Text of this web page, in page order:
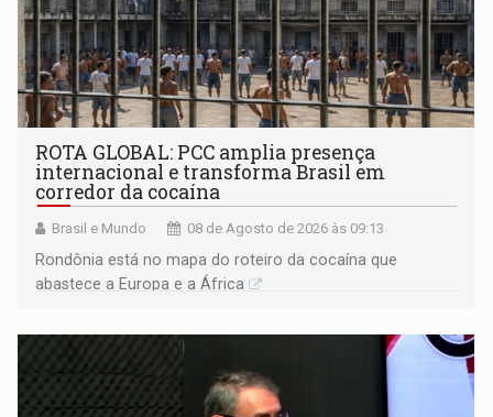
ROTA GLOBAL: PCC amplia presença
internacional e transforma Brasil em
corredor da cocaína
Brasil e Mundo 08 de Agosto de 2026 às 09:13
Rondônia está no mapa do roteiro da cocaína que
abastece a Europa e a África